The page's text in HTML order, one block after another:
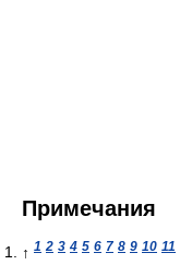
Примечания
↑ 1 2 3 4 5 6 7 8 9 10 11